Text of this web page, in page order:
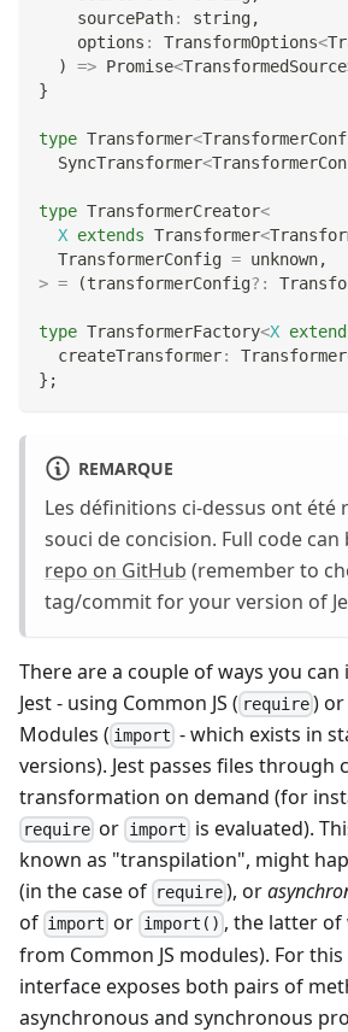
    sourcePath
: string,
    options
: TransformOptions<
)
=> Promise<TransformedSource
}
type Transformer<
  SyncTransformer
<
type TransformerCreator<
X extends Transformer<
  TransformerConfig
= unknown,
> = (transformerConfig? :
type TransformerFactory<X
  createTransformer
:
} ;
REMARQUE
Les définitions ci-dessus ont été
souci de concision. Full code
repo on GitHub (remember to
tag/commit for your version of
There are a couple of ways you
Jest - using Common JS ( require ) or
Modules ( import - which exists in
versions). Jest passes files through
transformation on demand (for
require or import is evaluated).
known as "transpilation", might
(in the case of require ), or
of import or import() , the latter of
from Common JS modules). For
interface exposes both pairs of
asynchronous and synchronous